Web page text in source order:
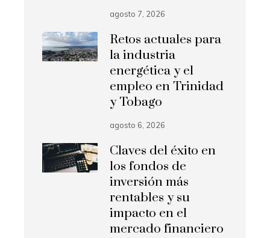
agosto 7, 2026
Retos actuales para
la industria
energética y el
empleo en Trinidad
y Tobago
agosto 6, 2026
Claves del éxito en
los fondos de
inversión más
rentables y su
impacto en el
mercado financiero